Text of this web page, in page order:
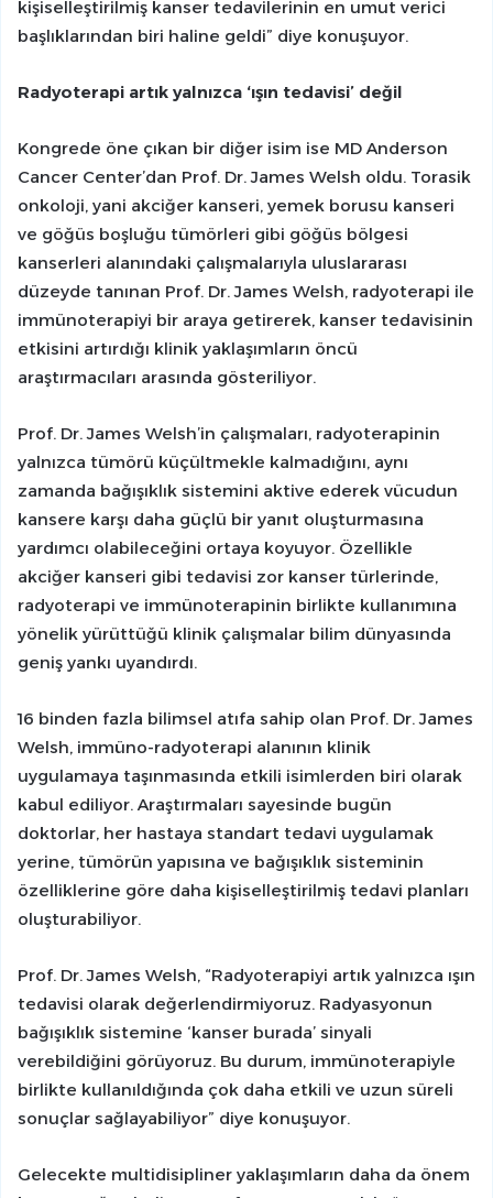
kişiselleştirilmiş kanser tedavilerinin en umut verici
başlıklarından biri haline geldi” diye konuşuyor.
Radyoterapi artık yalnızca ‘ışın tedavisi’ değil
Kongrede öne çıkan bir diğer isim ise MD Anderson
Cancer Center’dan Prof. Dr. James Welsh oldu. Torasik
onkoloji, yani akciğer kanseri, yemek borusu kanseri
ve göğüs boşluğu tümörleri gibi göğüs bölgesi
kanserleri alanındaki çalışmalarıyla uluslararası
düzeyde tanınan Prof. Dr. James Welsh, radyoterapi ile
immünoterapiyi bir araya getirerek, kanser tedavisinin
etkisini artırdığı klinik yaklaşımların öncü
araştırmacıları arasında gösteriliyor.
Prof. Dr. James Welsh’in çalışmaları, radyoterapinin
yalnızca tümörü küçültmekle kalmadığını, aynı
zamanda bağışıklık sistemini aktive ederek vücudun
kansere karşı daha güçlü bir yanıt oluşturmasına
yardımcı olabileceğini ortaya koyuyor. Özellikle
akciğer kanseri gibi tedavisi zor kanser türlerinde,
radyoterapi ve immünoterapinin birlikte kullanımına
yönelik yürüttüğü klinik çalışmalar bilim dünyasında
geniş yankı uyandırdı.
16 binden fazla bilimsel atıfa sahip olan Prof. Dr. James
Welsh, immüno-radyoterapi alanının klinik
uygulamaya taşınmasında etkili isimlerden biri olarak
kabul ediliyor. Araştırmaları sayesinde bugün
doktorlar, her hastaya standart tedavi uygulamak
yerine, tümörün yapısına ve bağışıklık sisteminin
özelliklerine göre daha kişiselleştirilmiş tedavi planları
oluşturabiliyor.
Prof. Dr. James Welsh, “Radyoterapiyi artık yalnızca ışın
tedavisi olarak değerlendirmiyoruz. Radyasyonun
bağışıklık sistemine ‘kanser burada’ sinyali
verebildiğini görüyoruz. Bu durum, immünoterapiyle
birlikte kullanıldığında çok daha etkili ve uzun süreli
sonuçlar sağlayabiliyor” diye konuşuyor.
Gelecekte multidisipliner yaklaşımların daha da önem